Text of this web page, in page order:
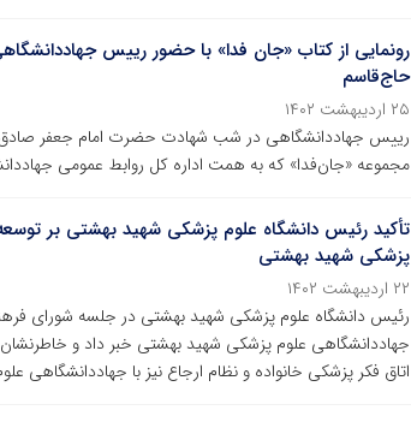
رونمایی از کتاب «جان فدا» با حضور رییس
حاج‌قاسم
۲۵ اردیبهشت ۱۴۰۲
رییس جهاددانشگاهی در شب شهادت حضرت امام جعفر
مجموعه «جان‌فدا» که به همت اداره کل روابط عمومی
تأکید رئیس دانشگاه علوم پزشکی شهید بهشتی بر
پزشکی شهید بهشتی
۲۲ اردیبهشت ۱۴۰۲
رئیس دانشگاه علوم پزشکی شهید بهشتی در جلسه شورای
جهاددانشگاهی علوم پزشکی شهید بهشتی خبر داد و
اتاق فکر پزشکی خانواده و نظام ارجاع نیز با